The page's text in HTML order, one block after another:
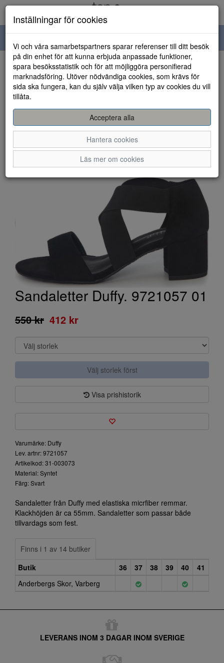
navigation
HEM
Sandaletter Duffy. 9721057 01
550 kr 412 kr
Välj storlek först
Visa prishistorik
Varumärke: Duffy
Lev. artnr: 9721057
Artikelkod: 31-003073
Material: Syntet
Färg: Svart
Sandaletter från Duffy med elastiska micrfiber remmar.
Klackhöjden är ca 55mm. Sandaletter som passar både
tillvardags som fest.
Finns i 1 av 14 butiker
Butik
36 37 38 39 40
41
Anderbergs Skor, Varberg
LEVERANS INOM 3 DAGAR INOM SVERIGE
Inställningar för cookies
Vi och våra samarbetspartners sparar referenser till ditt besök
på din enhet för att kunna erbjuda anpassade funktioner,
spara besöksstatistik och för att möjliggöra personifierad
marknadsföring. Utöver nödvändiga cookies, som krävs för
sida ska fungera, kan du själv välja vilken typ av cookies du vill
tillåta.
Acceptera alla
Hantera cookies
Läs mer om cookies